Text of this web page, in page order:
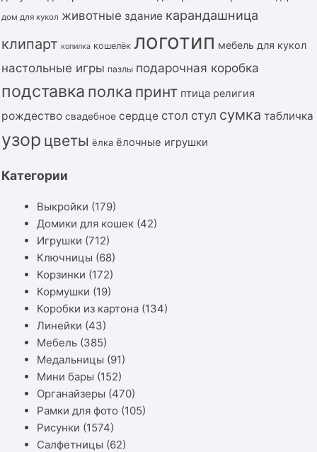
дом для кукол животные здание карандашница
клипарт копилка кошелёк логотип мебель для кукол
настольные игры пазлы подарочная коробка
подставка полка принт птица религия
рождество свадебное сердце стол стул сумка табличка
узор цветы ёлка ёлочные игрушки
Категории
Выкройки (179)
Домики для кошек (42)
Игрушки (712)
Ключницы (68)
Корзинки (172)
Кормушки (19)
Коробки из картона (134)
Линейки (43)
Мебель (385)
Медальницы (91)
Мини бары (152)
Органайзеры (470)
Рамки для фото (105)
Рисунки (1574)
Салфетницы (62)